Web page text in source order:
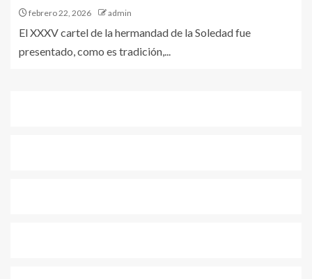
febrero 22, 2026 admin
El XXXV cartel de la hermandad de la Soledad fue
presentado, como es tradición,...